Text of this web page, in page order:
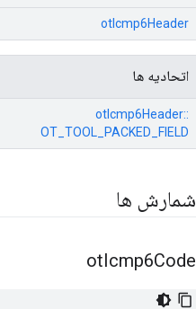
otIcmp6Header
اتحادیه ها
otIcmp6Header::
OT_TOOL_PACKED_FIELD
شمارش ها
otIcmp6Code